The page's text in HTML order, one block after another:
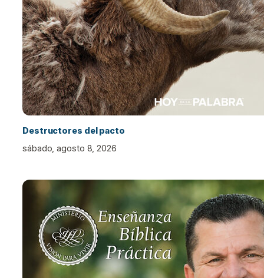
Destructores del pacto
sábado, agosto 8, 2026